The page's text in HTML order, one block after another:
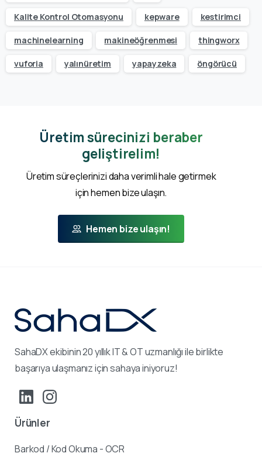
Kalite Kontrol Otomasyonu kepware kestirimci
machinelearning makineöğrenmesi thingworx
vuforia yalınüretim yapayzeka öngörücü
Üretim sürecinizi beraber
geliştirelim!
Üretim süreçlerinizi daha verimli hale getirmek
için hemen bize ulaşın.
Hemen bize ulaşın!
SahaDX ekibinin 20 yıllık IT & OT uzmanlığı ile birlikte
başarıya ulaşmanız için sahaya iniyoruz!
Ürünler
Barkod / Kod Okuma - OCR